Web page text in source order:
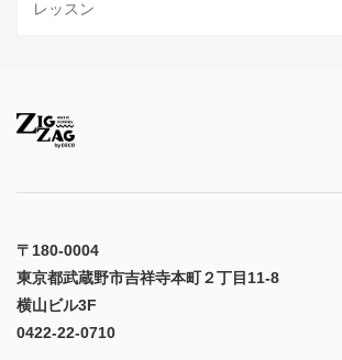
レッスン
〒180-0004
東京都武蔵野市吉祥寺本町２丁目11-8
横山ビル3F
0422-22-0710